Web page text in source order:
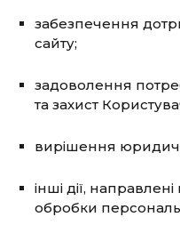
забезпечення
сайту;
задоволення
та захист
вирішення
інші дії,
обробки